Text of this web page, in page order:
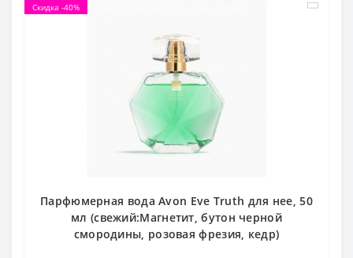
Скидка -40%
Парфюмерная вода Avon Eve Truth для нее, 50
мл (свежий:Магнетит, бутон черной
смородины, розовая фрезия, кедр)